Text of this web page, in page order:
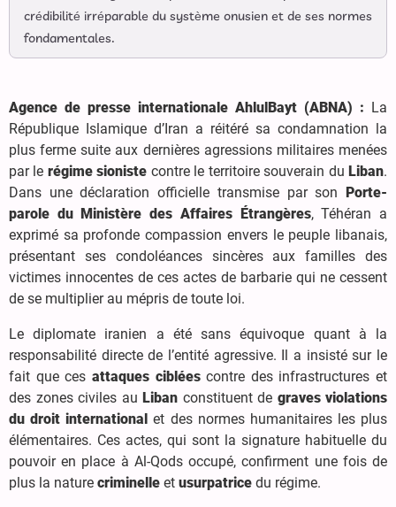
crédibilité irréparable du système onusien et de ses normes
fondamentales.
Agence de presse internationale AhlulBayt (ABNA) : La
République Islamique d’Iran a réitéré sa condamnation la
plus ferme suite aux dernières agressions militaires menées
par le régime sioniste contre le territoire souverain duLiban.
Dans une déclaration officielle transmise par son Porte-
parole du Ministère des Affaires Étrangères, Téhéran a
exprimé sa profonde compassion envers le peuple libanais,
présentant ses condoléances sincères aux familles des
victimes innocentes de ces actes de barbarie qui ne cessent
de se multiplier au mépris de toute loi.
Le diplomate iranien a été sans équivoque quant à la
responsabilité directe de l’entité agressive. Il a insisté sur le
fait que ces attaques cibléescontre des infrastructures et
des zones civiles au Liban constituent de graves violations
du droit international et des normes humanitaires les plus
élémentaires. Ces actes, qui sont la signature habituelle du
pouvoir en place à Al-Qods occupé, confirment une fois de
plus la nature criminelle et usurpatrice du régime.